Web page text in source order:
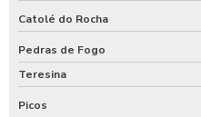
Catolé do Rocha
Pedras de Fogo
Teresina
Picos